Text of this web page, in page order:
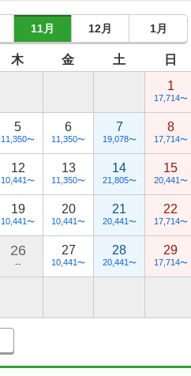
11月 12月 1月
木 金 土
日
1
17,714〜
5
11,350〜
6
11,350〜
7
19,078〜
8
17,714〜
12
10,441〜
13
11,350〜
14
21,805〜
15
20,441〜
19
10,441〜
20
10,441〜
21
20,441〜
22
17,714〜
26
--
27
10,441〜
28
20,441〜
29
17,714〜